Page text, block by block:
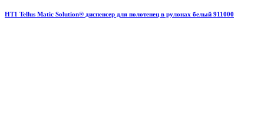
HT1 Tellus Matic Solution® диспенсер для полотенец в рулонах белый 911000